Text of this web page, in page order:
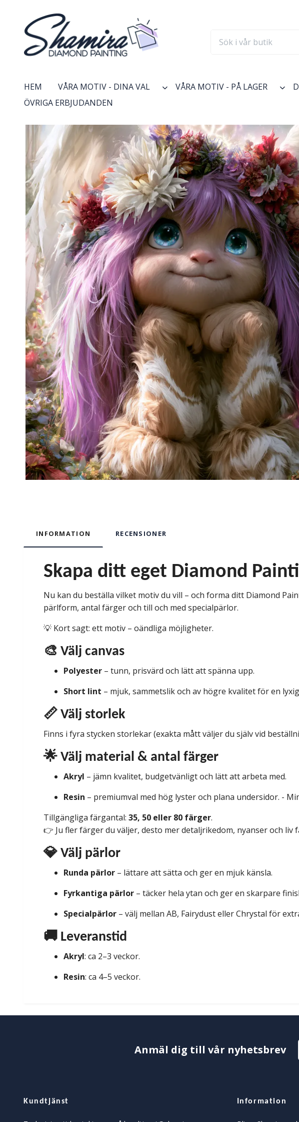
HEM VÅRA MOTIV - DINA VAL VÅRA MOTIV - PÅ LAGER
ÖVRIGA ERBJUDANDEN
INFORMATION RECENSIONER
Skapa ditt eget Diamond
Nu kan du beställa vilket motiv du vill – och forma ditt Diamond
pärlform, antal färger och till och med specialpärlor.
💡 Kort sagt: ett motiv – oändliga möjligheter.
🎨 Välj canvas
Polyester – tunn, prisvärd och lätt att spänna upp.
Short lint – mjuk, sammetslik och av högre kvalitet för en
📏 Välj storlek
Finns i fyra stycken storlekar (exakta mått väljer du själv vid
🌟 Välj material & antal färger
Akryl – jämn kvalitet, budgetvänligt och lätt att arbeta med.
Resin – premiumval med hög lyster och plana undersidor. -
Tillgängliga färgantal: 35, 50 eller 80 färger.
👉 Ju fler färger du väljer, desto mer detaljrikedom, nyanser och liv
💎 Välj pärlor
Runda pärlor – lättare att sätta och ger en mjuk känsla.
Fyrkantiga pärlor – täcker hela ytan och ger en skarpare
Specialpärlor – välj mellan AB, Fairydust eller Chrystal för
🚚 Leveranstid
Akryl: ca 2–3 veckor.
Resin: ca 4–5 veckor.
Anmäl dig till vår nyhetsbrev
Kundtjänst Information